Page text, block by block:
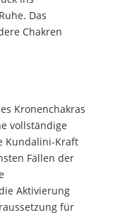
Das
Chakren
Kronenchakras
vollständige
Kundalini-Kraft
Fällen der
Aktivierung
für